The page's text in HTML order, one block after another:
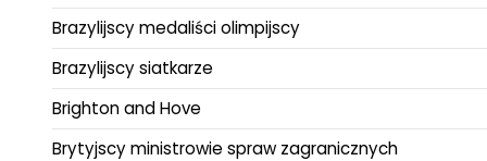
Brazylijscy medaliści olimpijscy
Brazylijscy siatkarze
Brighton and Hove
Brytyjscy ministrowie spraw zagranicznych